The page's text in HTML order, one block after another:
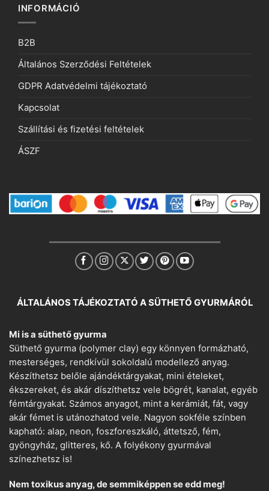
INFORMÁCIÓ
B2B
Általános Szerződési Feltételek
GDPR Adatvédelmi tájékoztató
Kapcsolat
Szállítási és fizetési feltételek
ÁSZF
ÁLTALÁNOS TÁJÉKOZTATÓ A SÜTHETŐ GYURMÁRÓL
Mi is a süthető gyurma
Süthető gyurma (polymer clay) egy könnyen formázható,
mesterséges, rendkívül sokoldalú modellező anyag.
Készíthetsz belőle ajándéktárgyakat, mini ételeket,
ékszereket, és akár díszíthetsz vele bögrét, kanalat, egyéb
fémtárgyakat. Számos anyagot, mint a kerámiát, fát, vagy
akár fémet is utánozhatod vele. Nagyon sokféle színben
kapható: alap, neon, foszforeszkáló, áttetsző, fém,
gyöngyház, glitteres, kő. A folyékony gyurmával
színezhetsz is!
Nem toxikus anyag, de semmiképpen se edd meg!